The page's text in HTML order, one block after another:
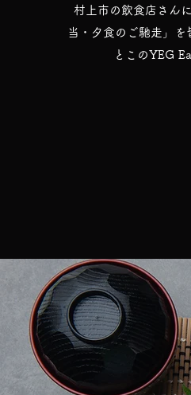
村上市の飲食店さん
当・夕食のご馳走」を
とこのYEG